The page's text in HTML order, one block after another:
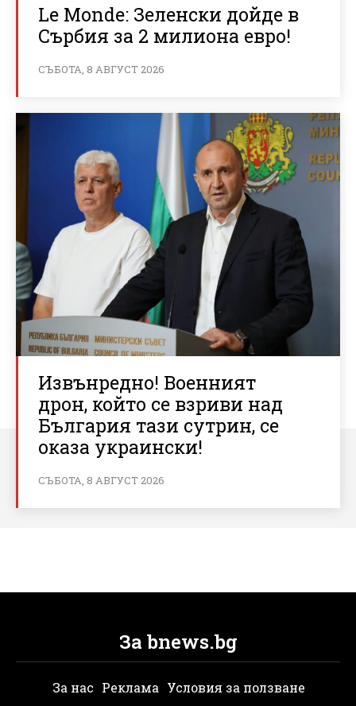
Le Monde: Зеленски дойде в
Сърбия за 2 милиона евро!
СЪБОТА, 8 АВГУСТ 2026
Извънредно! Военният
дрон, който се взриви над
България тази сутрин, се
оказа украински!
СЪБОТА, 8 АВГУСТ 2026
За bnews.bg
За нас Реклама Условия за ползване